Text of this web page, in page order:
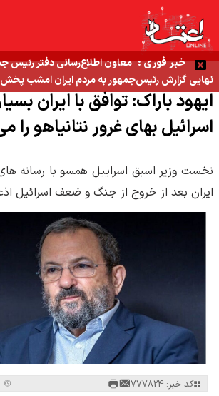
خبر فوری : معاون اطلاع‌رسانی دفتر
نهایی گزارش رئیس‌جمهور به مردم ایران امشب
ایهود باراک: توافق با ایران
اسرائیل بهای غرور نتانیاهو را
نخست وزیر اسبق اسراییل همسو با رسانه
ایران بعد از خروج از جنگ و ضعف اسرائیل
کد خبر: 777824